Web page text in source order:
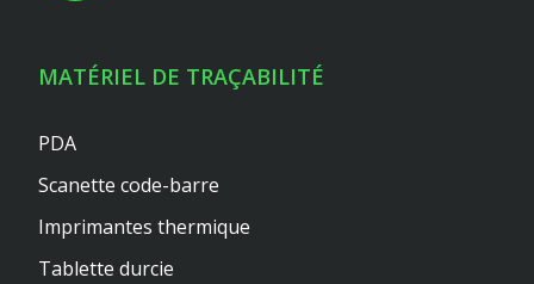
MATÉRIEL DE TRAÇABILITÉ
PDA
Scanette code-barre
Imprimantes thermique
Tablette durcie